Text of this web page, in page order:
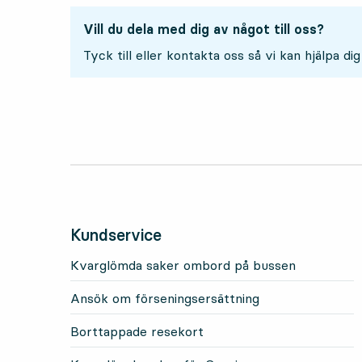
Vill du dela med dig av något till oss?
Tyck till eller kontakta oss så vi kan hjälpa
Kundservice
Kvarglömda saker ombord på bussen
Ansök om förseningsersättning
Borttappade resekort